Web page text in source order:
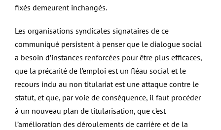
fixés demeurent inchangés.
Les organisations syndicales signataires de ce
communiqué persistent à penser que le dialogue social
a besoin d’instances renforcées pour être plus efficaces,
que la précarité de l’emploi est un fléau social et le
recours indu au non titulariat est une attaque contre le
statut, et que, par voie de conséquence, il faut procéder
à un nouveau plan de titularisation, que c’est
l’amélioration des déroulements de carrière et de la